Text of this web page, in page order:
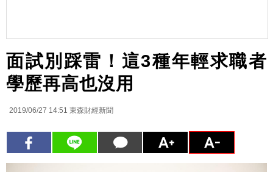
面試別踩雷！這3種年輕求職者
學歷再高也沒用
2019/06/27 14:51 東森財經新聞